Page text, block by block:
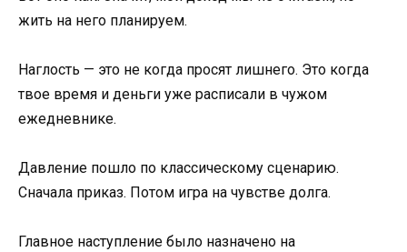
жить на него планируем.
Наглость — это не когда просят лишнего. Это когда
твое время и деньги уже расписали в чужом
ежедневнике.
Давление пошло по классическому сценарию.
Сначала приказ. Потом игра на чувстве долга.
Главное наступление было назначено на